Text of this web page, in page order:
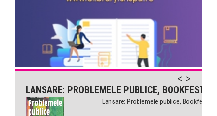
LANSARE: PROBLEMELE PUBLICE, BOOKFEST
Lansare: Problemele publice, Bookfest